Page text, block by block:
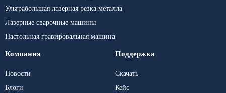
Ультрабольшая лазерная резка металла
Лазерные сварочные машины
Настольная гравировальная машина
Компания
Новости
Блоги
Поддержка
Скачать
Кейс